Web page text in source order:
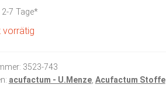
2-7 Tage*
vorrätig
3523-743
acufactum - U.Menze, Acufactum Stoffe